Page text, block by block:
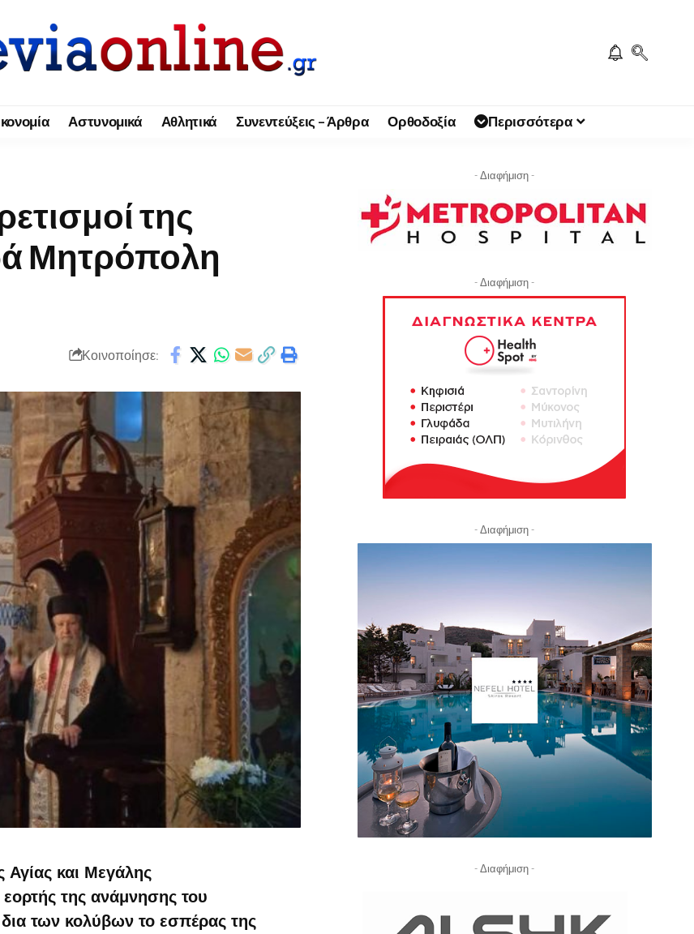
Αστυνομικά Αθλητικά Συνεντεύξεις – Άρθρα Ορθοδοξία Περισσότερα
της
Μητρόπολη
Κοινοποίησε:
Αγίας και Μεγάλης
της ανάμνησης του
των κολύβων το εσπέρας της
- Διαφήμιση -
- Διαφήμιση -
- Διαφήμιση -
- Διαφήμιση -